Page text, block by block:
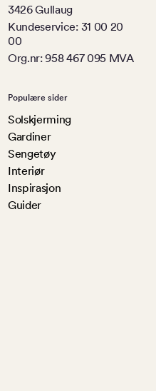
3426 Gullaug
Kundeservice: 31 00 20
00
Org.nr: 958 467 095 MVA
Populære sider
Solskjerming
Gardiner
Sengetøy
Interiør
Inspirasjon
Guider